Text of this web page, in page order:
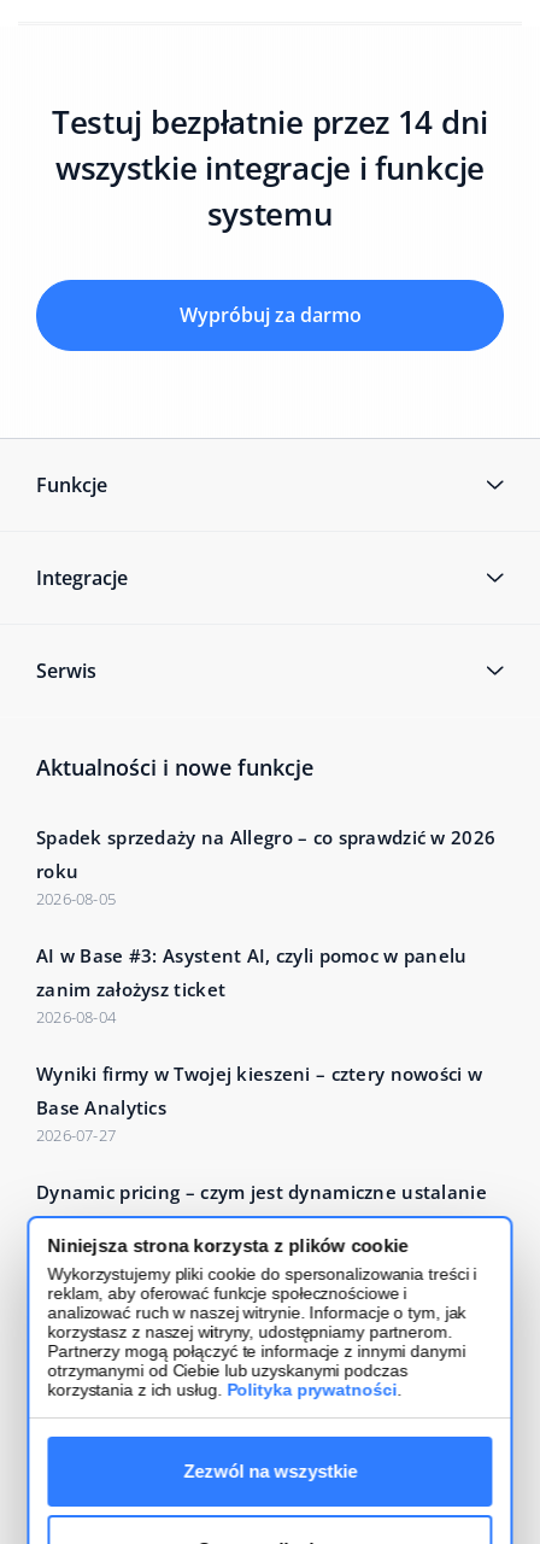
Niniejsza strona korzysta z plików cookie
Wykorzystujemy pliki cookie do spersonalizowania treści i
reklam, aby oferować funkcje społecznościowe i
analizować ruch w naszej witrynie. Informacje o tym, jak
korzystasz z naszej witryny, udostępniamy partnerom.
Partnerzy mogą połączyć te informacje z innymi danymi
otrzymanymi od Ciebie lub uzyskanymi podczas
korzystania z ich usług. Polityka prywatności.
Zezwól na wszystkie
Testuj bezpłatnie przez 14 dni
wszystkie integracje i funkcje
systemu
Wypróbuj za darmo
Funkcje
Integracje
Serwis
Aktualności i nowe funkcje
Spadek sprzedaży na Allegro – co sprawdzić w 2026
roku
2026-08-05
AI w Base #3: Asystent AI, czyli pomoc w panelu
zanim założysz ticket
2026-08-04
Wyniki firmy w Twojej kieszeni – cztery nowości w
Base Analytics
2026-07-27
Dynamic pricing – czym jest dynamiczne ustalanie
cen i jak działa?
2026-07-24
Czytaj więcej – Base Blog
Bezpieczeństwo i polityka prywatności